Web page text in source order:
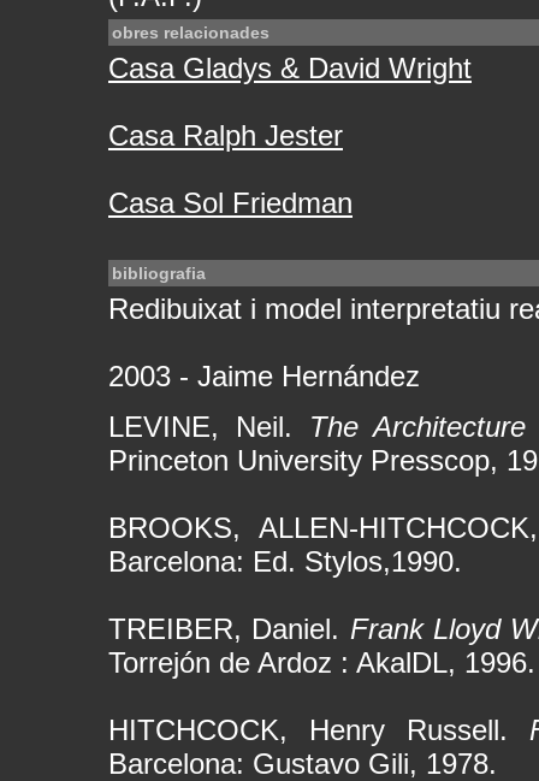
obres relacionades
Casa Gladys & David Wright
Casa Ralph Jester
Casa Sol Friedman
bibliografia
Redibuixat i model interpretatiu
2003 - Jaime Hernández
LEVINE, Neil. The
Princeton University Presscop,
BROOKS, ALLEN-
Barcelona: Ed. Stylos,1990.
TREIBER, Daniel. Frank Lloyd
Torrejón de Ardoz : AkalDL, 1996.
HITCHCOCK, Henry Russell.
Barcelona: Gustavo Gili, 1978.